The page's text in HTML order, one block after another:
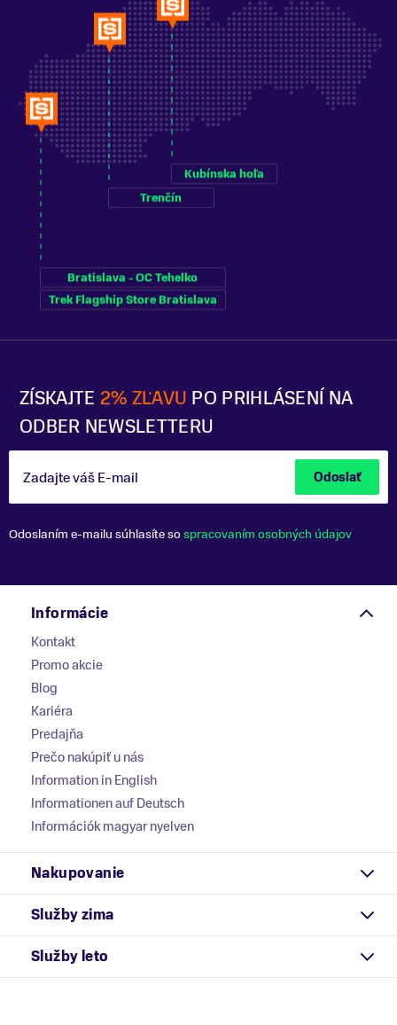
ZÍSKAJTE 2% ZĽAVU PO PRIHLÁSENÍ NA
ODBER NEWSLETTERU
Zadajte váš E-mail Odoslať
Odoslaním e-mailu súhlasíte sospracovaním osobných údajov
Bratislava - OC Tehelko
Trek Flagship Store Bratislava
Trenčín
Kubínska hoľa
Informácie
Kontakt
Promo akcie
Blog
Kariéra
Predajňa
Prečo nakúpiť u nás
Information in English
Informationen auf Deutsch
Információk magyar nyelven
Nakupovanie
Služby zima
Služby leto